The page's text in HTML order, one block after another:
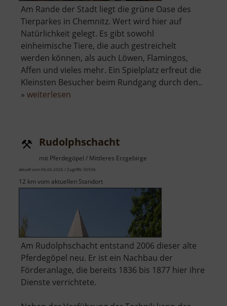
Am Rande der Stadt liegt die grüne Oase des
Tierparkes in Chemnitz. Wert wird hier auf
Natürlichkeit gelegt. Es gibt sowohl
einheimische Tiere, die auch gestreichelt
werden können, als auch Löwen, Flamingos,
Affen und vieles mehr. Ein Spielplatz erfreut die
Kleinsten Besucher beim Rundgang durch den..
» weiterlesen
Rudolphschacht
mit Pferdegöpel / Mittleres Erzgebirge
aktuell vom 06.06.2026 / Zugriffe: 30506
12 km vom aktuellen Standort
Am Rudolphschacht entstand 2006 dieser alte
Pferdegöpel neu. Er ist ein Nachbau der
Förderanlage, die bereits 1836 bis 1877 hier ihre
Dienste verrichtete.